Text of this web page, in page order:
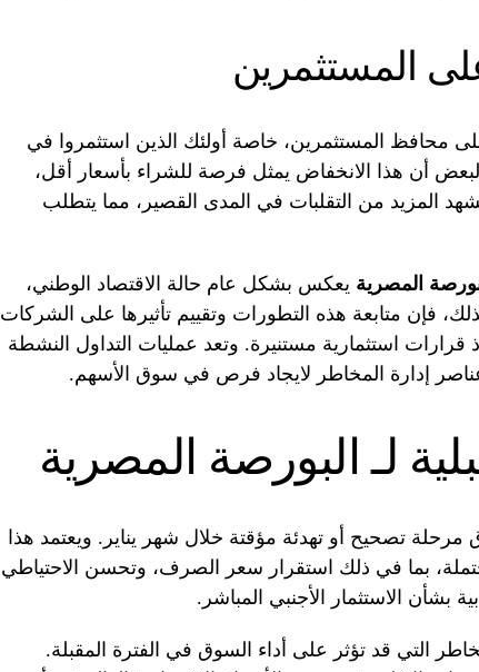
المستثمرين
محافظ المستثمرين، خاصة أولئك الذين استثمروا في
أن هذا الانخفاض يمثل فرصة للشراء بأسعار أقل،
المزيد من التقلبات في المدى القصير، مما يتطلب
المصرية يعكس بشكل عام حالة الاقتصاد الوطني،
فإن متابعة هذه التطورات وتقييم تأثيرها على الشركات
قرارات استثمارية مستنيرة. وتعد عمليات التداول النشطة
إدارة المخاطر لايجاد فرص في سوق الأسهم.
لـ البورصة المصرية
تصحيح أو تهدئة مؤقتة خلال شهر يناير. ويعتمد هذا
بما في ذلك استقرار سعر الصرف، وتحسن الاحتياطي
بشأن الاستثمار الأجنبي المباشر.
التي قد تؤثر على أداء السوق في الفترة المقبلة.